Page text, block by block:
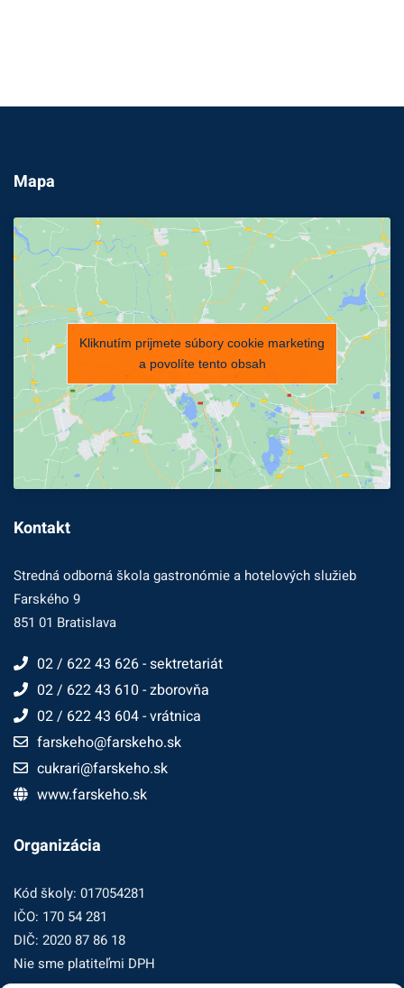
Mapa
Kliknutím prijmete súbory cookie marketing
a povolíte tento obsah
Kontakt
Stredná odborná škola gastronómie a hotelových služieb
Farského 9
851 01 Bratislava
02 / 622 43 626 - sektretariát
02 / 622 43 610 - zborovňa
02 / 622 43 604 - vrátnica
farskeho@farskeho.sk
cukrari@farskeho.sk
www.farskeho.sk
Organizácia
Kód školy: 017054281
IČO: 170 54 281
DIČ: 2020 87 86 18
Nie sme platiteľmi DPH